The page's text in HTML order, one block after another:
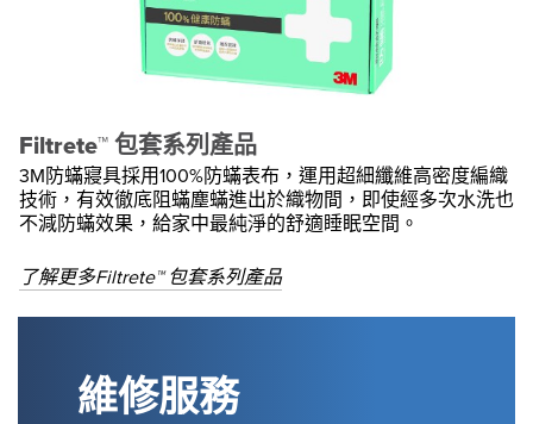
Filtrete™ 包套系列產品
3M防蟎寢具採用100%防蟎表布，運用超細纖維高密度編織
技術，有效徹底阻蟎塵蟎進出於織物間，即使經多次水洗也
不減防蟎效果，給家中最純淨的舒適睡眠空間。
了解更多Filtrete™ 包套系列產品
維修服務